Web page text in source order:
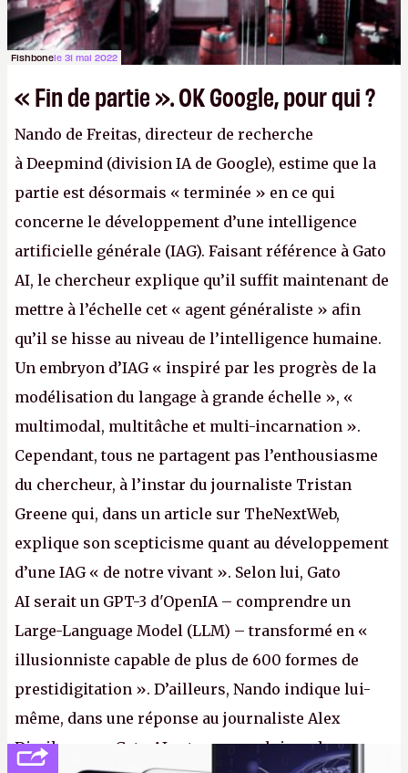
Fishbonele 31 mai 2022
« Fin de partie ». OK Google, pour qui ?
Nando de Freitas, directeur de recherche
à Deepmind (division IA de Google), estime que la
partie est désormais « terminée » en ce qui
concerne le développement d’une intelligence
artificielle générale (IAG). Faisant référence à Gato
AI, le chercheur explique qu’il suffit maintenant de
mettre à l’échelle cet « agent généraliste » afin
qu’il se hisse au niveau de l’intelligence humaine.
Un embryon d’IAG « inspiré par les progrès de la
modélisation du langage à grande échelle », «
multimodal, multitâche et multi-incarnation ».
Cependant, tous ne partagent pas l’enthousiasme
du chercheur, à l’instar du journaliste Tristan
Greene qui, dans un article sur TheNextWeb,
explique son scepticisme quant au développement
d’une IAG « de notre vivant ». Selon lui, Gato
AI serait un GPT-3 d'OpenIA – comprendre un
Large-Language Model (LLM) – transformé en «
illusionniste capable de plus de 600 formes de
prestidigitation ». D’ailleurs, Nando indique lui-
même, dans une réponse au journaliste Alex
Dimikas, que Gato AI est « encore loin » de